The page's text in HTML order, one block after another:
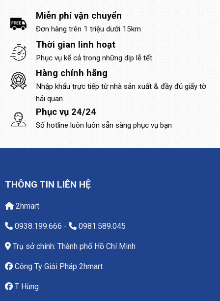
Miễn phí vận chuyển
Đơn hàng trên 1 triệu dưới 15km
Thời gian linh hoạt
Phục vụ kể cả trong những dịp lễ tết
Hàng chính hãng
Nhập khẩu trực tiếp từ nhà sản xuất & đầy đủ giấy tờ
hải quan
Phục vụ 24/24
Số hotline luôn luôn sẵn sàng phục vụ bạn
THÔNG TIN LIÊN HỆ
2hmart
0938.199.666 - 0981.589.045
Trụ sở chính: Thành phố Hồ Chí Minh
Công Ty Giải Pháp 2hmart
T Hùng